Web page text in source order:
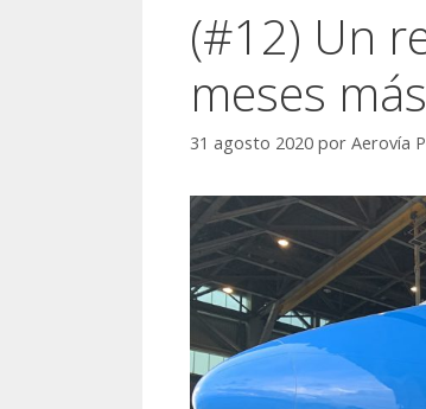
(#12) Un
meses
31 agosto 2020 por Aerovía